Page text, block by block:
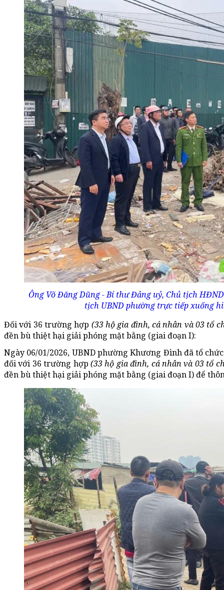
Ông Võ Đăng Dũng - Bí thư Đảng uỷ, Chủ tịch
tịch UBND phường trực tiếp xuống
Đối với 36 trường hợp (33 hộ gia đình, cá nhân và 03 tổ
đền bù thiệt hại giải phóng mặt bằng (giai đoạn I):
Ngày 06/01/2026, UBND phường Khương Đình đã tổ
đối với 36 trường hợp (33 hộ gia đình, cá nhân và 03 tổ
đền bù thiệt hại giải phóng mặt bằng (giai đoạn I) để